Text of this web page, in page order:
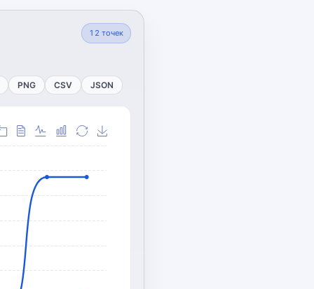
12 точек
PNG CSV JSON